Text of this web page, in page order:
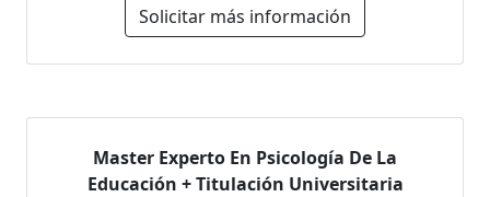
Solicitar más información
Master Experto En Psicología De La
Educación + Titulación Universitaria